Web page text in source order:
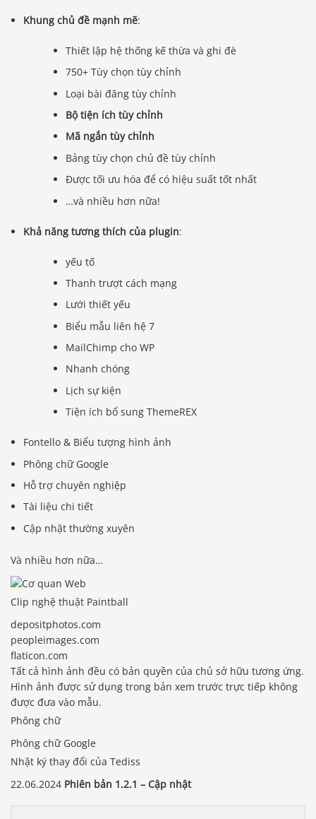
Khung chủ đề mạnh mẽ:
Thiết lập hệ thống kế thừa và ghi đè
750+ Tùy chọn tùy chỉnh
Loại bài đăng tùy chỉnh
Bộ tiện ích tùy chỉnh
Mã ngắn tùy chỉnh
Bảng tùy chọn chủ đề tùy chỉnh
Được tối ưu hóa để có hiệu suất tốt nhất
…và nhiều hơn nữa!
Khả năng tương thích của plugin:
yếu tố
Thanh trượt cách mạng
Lưới thiết yếu
Biểu mẫu liên hệ 7
MailChimp cho WP
Nhanh chóng
Lịch sự kiện
Tiện ích bổ sung ThemeREX
Fontello & Biểu tượng hình ảnh
Phông chữ Google
Hỗ trợ chuyên nghiệp
Tài liệu chi tiết
Cập nhật thường xuyên
Và nhiều hơn nữa…
Clip nghệ thuật Paintball
depositphotos.com
peopleimages.com
flaticon.com
Tất cả hình ảnh đều có bản quyền của chủ sở hữu tương ứng.
Hình ảnh được sử dụng trong bản xem trước trực tiếp không
được đưa vào mẫu.
Phông chữ
Phông chữ Google
Nhật ký thay đổi của Tediss
22.06.2024 Phiên bản 1.2.1 – Cập nhật